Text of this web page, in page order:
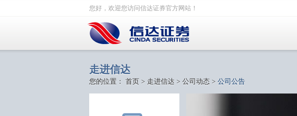
您好，欢迎您访问信达证券官方网站！
走进信达
您的位置： 首页 > 走进信达 > 公司动态 > 公司公告